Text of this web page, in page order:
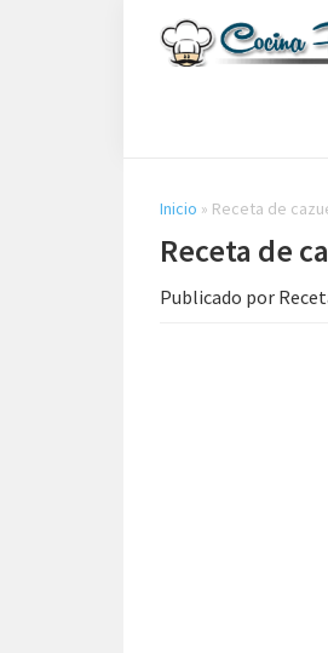
de
Comida
Peruana
Inicio » Receta de
Receta de
Publicado por